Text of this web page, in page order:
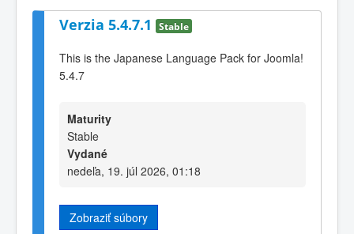
Verzia 5.4.7.1 Stable
This is the Japanese Language Pack for Joomla!
5.4.7
Maturity
Stable
Vydané
nedeľa, 19. júl 2026, 01:18
Zobraziť súbory